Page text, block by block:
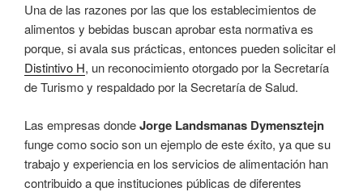
Una de las razones por las que los establecimientos de
alimentos y bebidas buscan aprobar esta normativa es
porque, si avala sus prácticas, entonces pueden solicitar el
Distintivo H, un reconocimiento otorgado por la Secretaría
de Turismo y respaldado por la Secretaría de Salud.
Las empresas dondeJorge Landsmanas Dymensztejn
funge como socio son un ejemplo de este éxito, ya que su
trabajo y experiencia en los servicios de alimentación han
contribuido a que instituciones públicas de diferentes